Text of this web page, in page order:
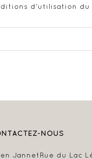
d'utilisation du
NOUS
Jannet Rue du Lac